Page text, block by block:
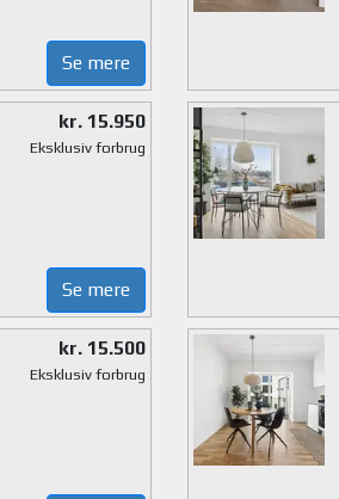
Se mere
kr. 15.950
Eksklusiv forbrug
Se mere
kr. 15.500
Eksklusiv forbrug